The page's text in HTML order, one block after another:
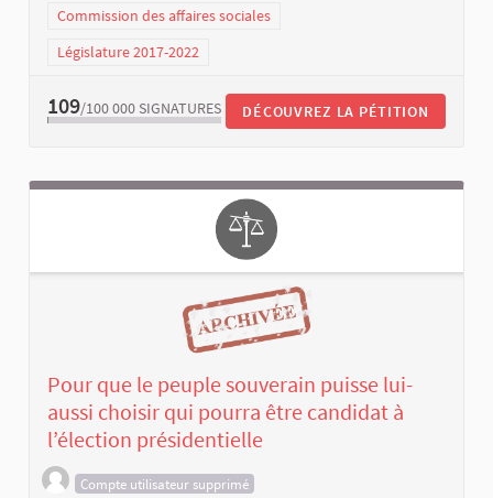
Commission des affaires sociales
Législature 2017-2022
109/100 000 SIGNATURES DÉCOUVREZ LA PÉTITION
Pour que le peuple souverain puisse lui-
aussi choisir qui pourra être candidat à
l’élection présidentielle
Compte utilisateur supprimé